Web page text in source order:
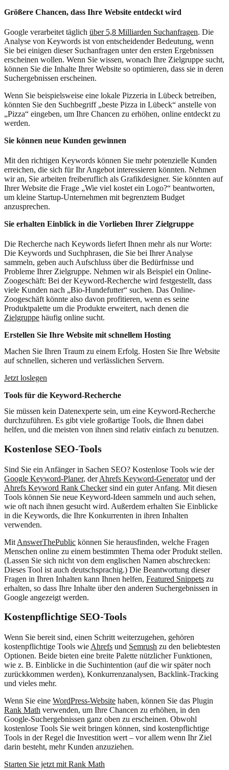
Größere Chancen, dass Ihre Website entdeckt wird
Google verarbeitet täglich über 5,8 Milliarden Suchanfragen. Die
Analyse von Keywords ist von entscheidender Bedeutung, wenn
Sie bei einigen dieser Suchanfragen unter den ersten Ergebnissen
erscheinen wollen. Wenn Sie wissen, wonach Ihre Zielgruppe sucht,
können Sie die Inhalte Ihrer Website so optimieren, dass sie in deren
Suchergebnissen erscheinen.
Wenn Sie beispielsweise eine lokale Pizzeria in Lübeck betreiben,
könnten Sie den Suchbegriff „beste Pizza in Lübeck“ anstelle von
„Pizza“ eingeben, um Ihre Chancen zu erhöhen, online entdeckt zu
werden.
Sie können neue Kunden gewinnen
Mit den richtigen Keywords können Sie mehr potenzielle Kunden
erreichen, die sich für Ihr Angebot interessieren könnten. Nehmen
wir an, Sie arbeiten freiberuflich als Grafikdesigner. Sie könnten auf
Ihrer Website die Frage „Wie viel kostet ein Logo?“ beantworten,
um kleine Startup-Unternehmen mit begrenztem Budget
anzusprechen.
Sie erhalten Einblick in die Vorlieben Ihrer Zielgruppe
Die Recherche nach Keywords liefert Ihnen mehr als nur Worte:
Die Keywords und Suchphrasen, die Sie bei Ihrer Analyse
sammeln, geben auch Aufschluss über die Bedürfnisse und
Probleme Ihrer Zielgruppe. Nehmen wir als Beispiel ein Online-
Zoogeschäft: Bei der Keyword-Recherche wird festgestellt, dass
viele Kunden nach „Bio-Hundefutter“ suchen. Das Online-
Zoogeschäft könnte also davon profitieren, wenn es seine
Produktpalette um die Produkte erweitert, nach denen die
Zielgruppe häufig online sucht.
Erstellen Sie Ihre Website mit schnellem Hosting
Machen Sie Ihren Traum zu einem Erfolg. Hosten Sie Ihre Website
auf schnellen, sicheren und verlässlichen Servern.
Jetzt loslegen
Tools für die Keyword-Recherche
Sie müssen kein Datenexperte sein, um eine Keyword-Recherche
durchzuführen. Es gibt viele großartige Tools, die Ihnen dabei
helfen, und die meisten von ihnen sind relativ einfach zu benutzen.
Kostenlose SEO-Tools
Sind Sie ein Anfänger in Sachen SEO? Kostenlose Tools wie der
Google Keyword-Planer, derAhrefs Keyword-Generatorund der
Ahrefs Keyword Rank Checkersind ein guter Anfang. Mit diesen
Tools können Sie neue Keyword-Ideen sammeln und auch sehen,
wie oft nach ihnen gesucht wird. Außerdem erhalten Sie Einblicke
in die Keywords, die Ihre Konkurrenten in ihren Inhalten
verwenden.
Mit AnswerThePublic können Sie herausfinden, welche Fragen
Menschen online zu einem bestimmten Thema oder Produkt stellen.
(Lassen Sie sich nicht von dem englischen Namen abschrecken:
Dieses Tool ist auch deutschsprachig.) Die Beantwortung dieser
Fragen in Ihren Inhalten kann Ihnen helfen, Featured Snippets zu
erhalten, so dass Ihre Inhalte über den anderen Suchergebnissen in
Google angezeigt werden.
Kostenpflichtige SEO-Tools
Wenn Sie bereit sind, einen Schritt weiterzugehen, gehören
kostenpflichtige Tools wie Ahrefs und Semrush zu den beliebtesten
Optionen. Beide bieten eine breite Palette nützlicher Funktionen,
wie z. B. Einblicke in die Suchintention (auf die wir später noch
zurückkommen werden), Konkurrenzanalysen, Backlink-Tracking
und vieles mehr.
Wenn Sie eine WordPress-Website haben, können Sie das Plugin
Rank Math verwenden, um Ihre Chancen zu erhöhen, in den
Google-Suchergebnissen ganz oben zu erscheinen. Obwohl
kostenlose Tools Sie weit bringen können, sind kostenpflichtige
Tools in der Regel die Investition wert – vor allem wenn Ihr Ziel
darin besteht, mehr Kunden anzuziehen.
Starten Sie jetzt mit Rank Math